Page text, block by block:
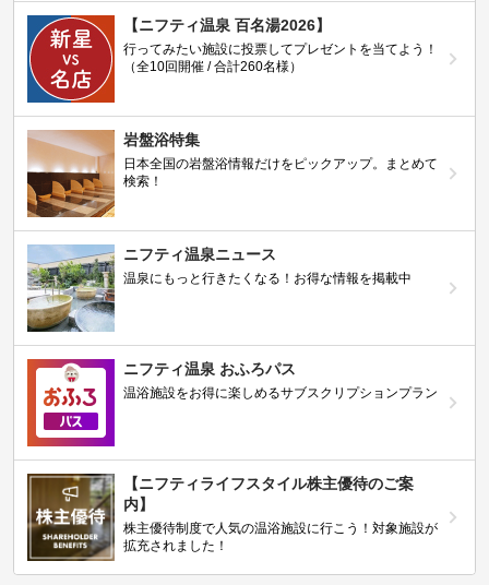
【ニフティ温泉 百名湯2026】
行ってみたい施設に投票してプレゼントを当てよう！
（全10回開催 / 合計260名様）
岩盤浴特集
日本全国の岩盤浴情報だけをピックアップ。まとめて
検索！
ニフティ温泉ニュース
温泉にもっと行きたくなる！お得な情報を掲載中
ニフティ温泉 おふろパス
温浴施設をお得に楽しめるサブスクリプションプラン
【ニフティライフスタイル株主優待のご案
内】
株主優待制度で人気の温浴施設に行こう！対象施設が
拡充されました！